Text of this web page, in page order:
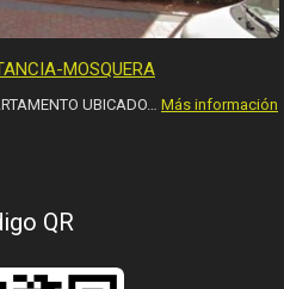
MOSQUERA
UBICADO… Más información
QR